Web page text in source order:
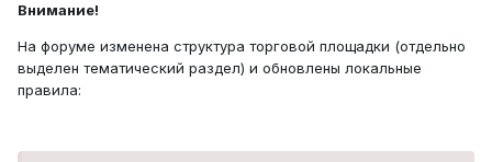
Внимание!
На форуме изменена структура торговой площадки (отдельно
выделен тематический раздел) и обновлены локальные
правила: